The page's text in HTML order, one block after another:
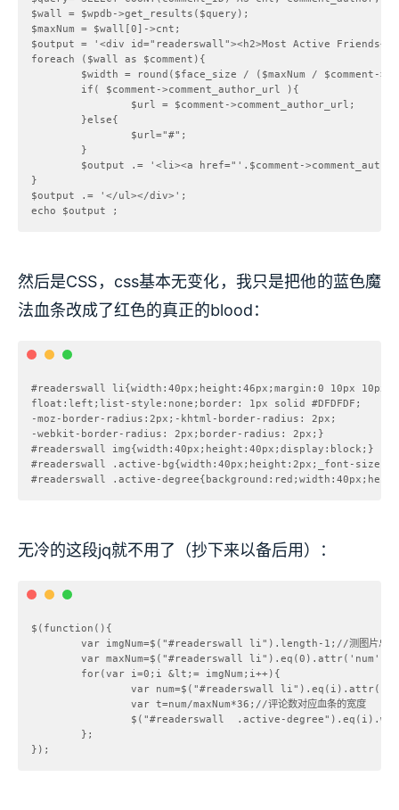
$wall = $wpdb->get_results($query);
$maxNum = $wall[0]->cnt;
$output = '<div id="readerswall"><h2>Most Active Friends</
foreach ($wall as $comment){
$width = round($face_size / ($maxNum / $comment-
if( $comment->comment_author_url ){
$url = $comment->comment_author_url;
}else{
$url="#";
}
$output .= '<li><a href="'.$comment-
}
$output .= '</ul></div>';
然后是CSS，css基本无变化，我只是把他的蓝色魔
法血条改成了红色的真正的blood：
#readerswall li{width:40px;height:46px;margin:0 10px 10px
float:left;list-style:none;border: 1px solid #DFDFDF;
-moz-border-radius:2px;-khtml-border-radius: 2px;
-webkit-border-radius: 2px;border-radius: 2px;}
#readerswall img{width:40px;height:40px;display:block;}
#readerswall .active-bg{width:40px;height:2px;_font-
无冷的这段jq就不用了（抄下来以备后用）：
$(function(){
var imgNum=$("#readerswall li").length-1;//测图片总数，
var maxNum=$("#readerswall li").eq(0).attr('num');//测
for(var i=0;i &lt;= imgNum;i++){
var num=$("#readerswall li").eq(i).attr('num');//测
var t=num/maxNum*36;//评论数对应血条的宽度
$("#readerswall  .active-
};